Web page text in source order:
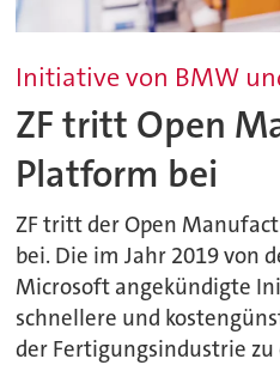
Initiative von BMW
ZF tritt Open
Platform bei
ZF tritt der Open
bei. Die im Jahr 2019 von
Microsoft angekündigte
schnellere und
der Fertigungsindustrie